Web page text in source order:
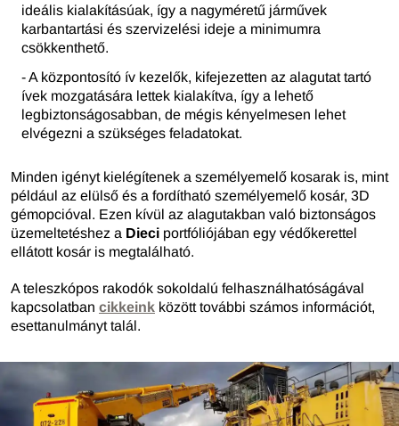
ideális kialakításúak, így a nagyméretű járművek
karbantartási és szervizelési ideje a minimumra
csökkenthető.
- A központosító ív kezelők, kifejezetten az alagutat tartó
ívek mozgatására lettek kialakítva, így a lehető
legbiztonságosabban, de mégis kényelmesen lehet
elvégezni a szükséges feladatokat.
Minden igényt kielégítenek a személyemelő kosarak is, mint
például az elülső és a fordítható személyemelő kosár, 3D
gémopcióval. Ezen kívül az alagutakban való biztonságos
üzemeltetéshez a Dieci portfóliójában egy védőkerettel
ellátott kosár is megtalálható.
A teleszkópos rakodók sokoldalú felhasználhatóságával
kapcsolatban cikkeink között további számos információt,
esettanulmányt talál.